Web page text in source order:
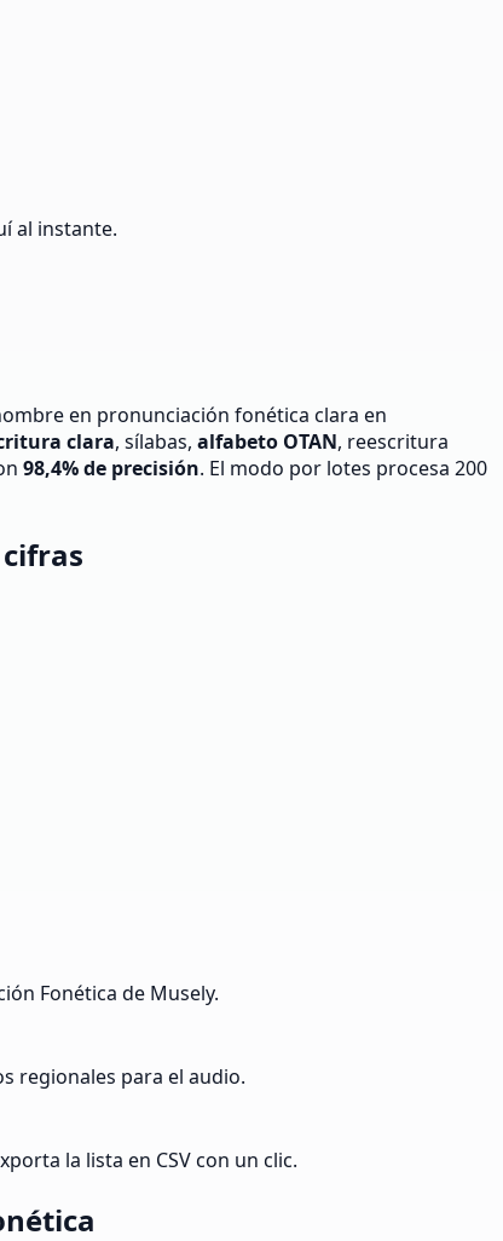
al instante.
en pronunciación fonética clara en
clara, sílabas, alfabeto OTAN, reescritura
98,4% de precisión. El modo por lotes procesa 200
Fonética de Musely.
regionales para el audio.
la lista en CSV con un clic.